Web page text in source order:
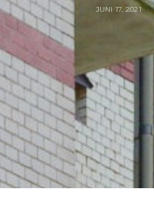
JUNI 17, 2021